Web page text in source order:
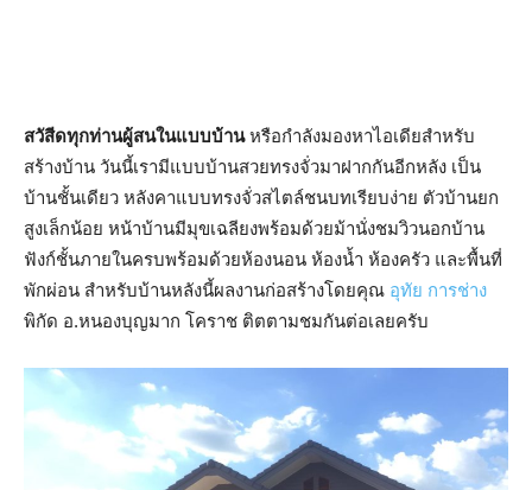
สวัสีดทุกท่านผู้สนในแบบบ้านหรือกำลังมองหาไอเดียสำหรับ
สร้างบ้าน วันนี้เรามีแบบบ้านสวยทรงจั่วมาฝากกันอีกหลัง เป็น
บ้านชั้นเดียว หลังคาแบบทรงจั่วสไตล์ชนบทเรียบง่าย ตัวบ้านยก
สูงเล็กน้อย หน้าบ้านมีมุขเฉลียงพร้อมด้วยม้านั่งชมวิวนอกบ้าน
ฟังก์ชั้นภายในครบพร้อมด้วยห้องนอน ห้องน้ำ ห้องครัว และพื้นที่
พักผ่อน สำหรับบ้านหลังนี้ผลงานก่อสร้างโดยคุณ อุทัย การช่าง
พิกัด อ.หนองบุญมาก โคราช ติตตามชมกันต่อเลยครับ